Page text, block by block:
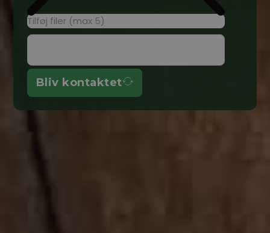
Tilføj filer (max 5)
Bliv kontaktet